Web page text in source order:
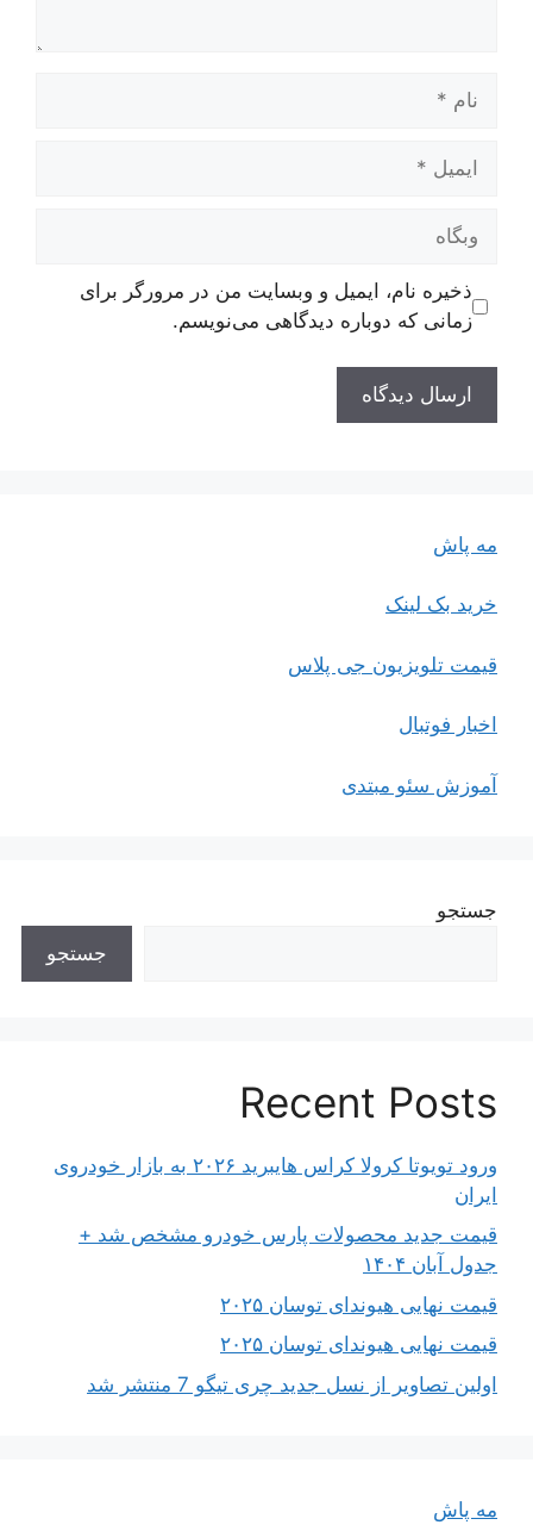
ایمیل
وبگاه
ذخیره نام، ایمیل و وبسایت من در مرورگر برای
زمانی که دوباره دیدگاهی می‌نویسم.
مه پاش
خرید بک لینک
قیمت تلویزیون جی پلاس
اخبار فوتبال
آموزش سئو مبتدی
جستجو
جستجو
Recent Posts
ورود تویوتا کرولا کراس هایبرید ۲۰۲۶ به بازار خودروی
ایران
قیمت جدید محصولات پارس خودرو مشخص شد +
جدول آبان ۱۴۰۴
قیمت نهایی هیوندای توسان ۲۰۲۵
قیمت نهایی هیوندای توسان ۲۰۲۵
اولین تصاویر از نسل جدید چری تیگو 7 منتشر شد
مه پاش